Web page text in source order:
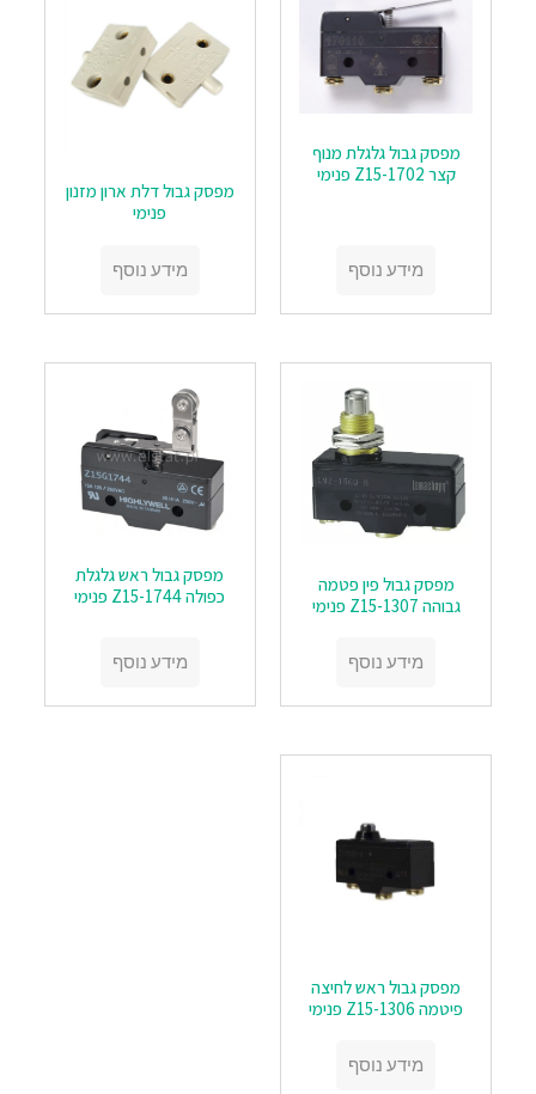
מפסק גבול גלגלת מנוף
קצר Z15-1702 פנימי
מידע נוסף
מפסק גבול דלת ארון מזנון
פנימי
מידע נוסף
מפסק גבול פין פטמה
גבוהה Z15-1307 פנימי
מידע נוסף
מפסק גבול ראש גלגלת
כפולה Z15-1744 פנימי
מידע נוסף
מפסק גבול ראש לחיצה
פיטמה Z15-1306 פנימי
מידע נוסף